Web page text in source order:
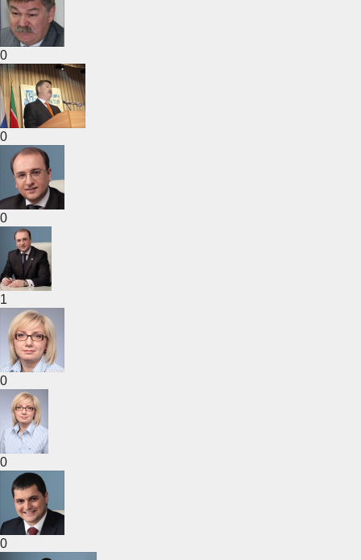
0
0
0
1
0
0
0